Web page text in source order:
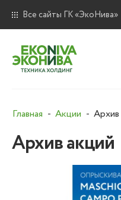
Все сайты ГК «ЭкоНива»
Главная Акции Архив
Архив акций